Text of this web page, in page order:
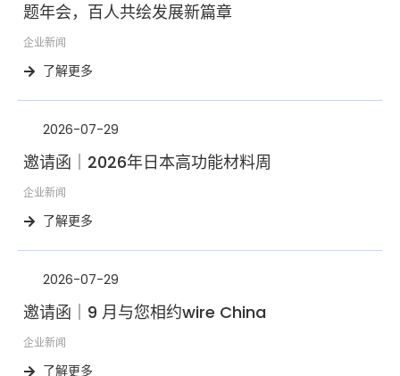
题年会，百人共绘发展新篇章
企业新闻
了解更多
2026-07-29
邀请函｜2026年日本高功能材料周
企业新闻
了解更多
2026-07-29
邀请函｜9 月与您相约wire China
企业新闻
了解更多